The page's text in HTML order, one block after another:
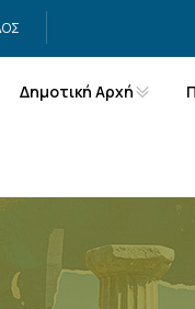
Δημοτική Αρχή